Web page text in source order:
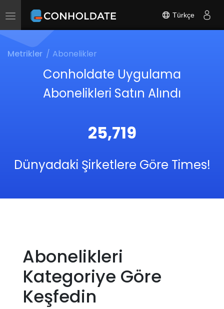
Toggle
Türkçe
Metrikler Abonelikler
Conholdate Uygulama
Abonelikleri Satın Alındı
25,719
Dünyadaki Şirketlere Göre Times!
Abonelikleri
Kategoriye Göre
Keşfedin